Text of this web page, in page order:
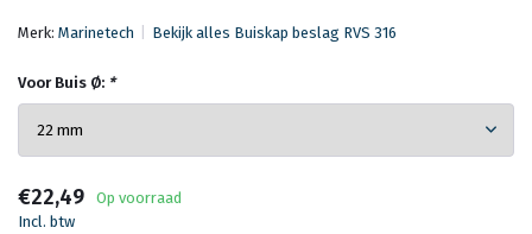
Merk: Marinetech Bekijk alles Buiskap beslag RVS 316
Voor Buis Ø: *
€22,49
Op voorraad
Incl. btw